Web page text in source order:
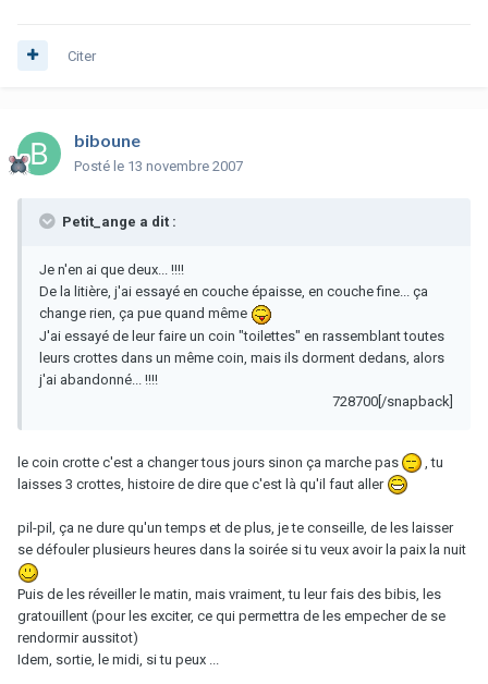
Citer
biboune
Posté le 13 novembre 2007
Petit_ange a dit :
Je n'en ai que deux... !!!!
De la litière, j'ai essayé en couche épaisse, en couche fine... ça
change rien, ça pue quand même
J'ai essayé de leur faire un coin "toilettes" en rassemblant toutes
leurs crottes dans un même coin, mais ils dorment dedans, alors
j'ai abandonné... !!!!
728700[/snapback]
le coin crotte c'est a changer tous jours sinon ça marche pas
, tu
laisses 3 crottes, histoire de dire que c'est là qu'il faut aller
pil-pil, ça ne dure qu'un temps et de plus, je te conseille, de les laisser
se défouler plusieurs heures dans la soirée si tu veux avoir la paix la nuit
Puis de les réveiller le matin, mais vraiment, tu leur fais des bibis, les
gratouillent (pour les exciter, ce qui permettra de les empecher de se
rendormir aussitot)
Idem, sortie, le midi, si tu peux ...